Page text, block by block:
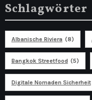
Schlagwörter
Albanische Riviera (8)
Bangkok Streetfood (5)
Digitale Nomaden Sicherheit